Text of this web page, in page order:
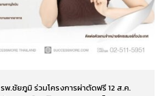
รพ.ชัยภูมิ ร่วมโครงการผ่าตัดฟรี 12 ส.ค.